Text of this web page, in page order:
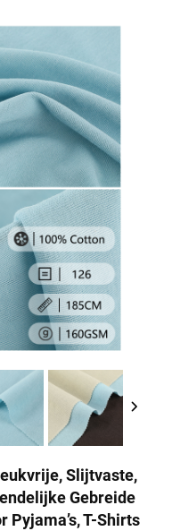
Slijtvaste,
Gebreide
Pyjama’s, T-Shirts